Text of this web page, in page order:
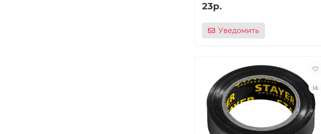
23р.
Уведомить